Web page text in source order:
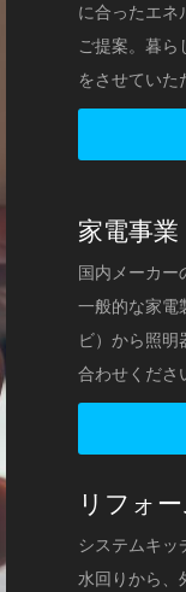
に合ったエネ
ご提案。暮ら
をさせていた
家電事業
国内メーカー
一般的な家電
ビ）から照明
合わせくださ
リフォ
システムキッ
水回りから、